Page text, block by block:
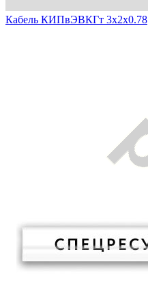
Кабель КИПвЭВКГт 3х2х0.78